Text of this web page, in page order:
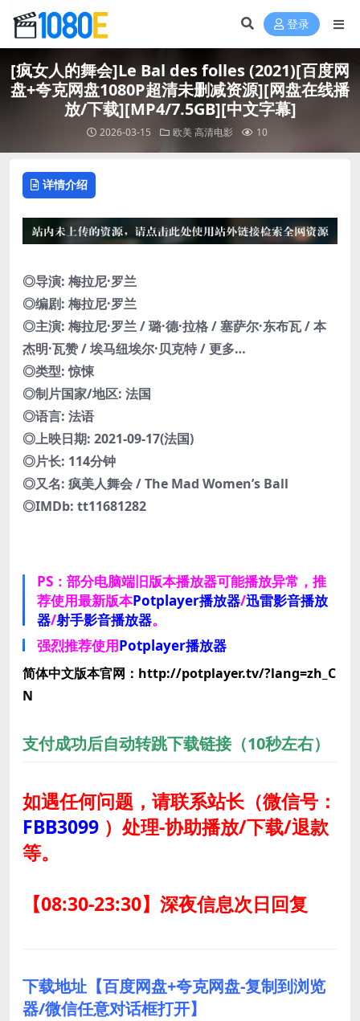
登录
[疯女人的舞会]Le Bal des folles (2021)[百度网
盘+夸克网盘1080P超清未删减资源][网盘在线播
放/下载][MP4/7.5GB][中文字幕]
2026-03-15 欧美 高清电影 10
详情介绍
◎导演: 梅拉尼·罗兰
◎编剧: 梅拉尼·罗兰
◎主演: 梅拉尼·罗兰 / 璐·德·拉格 / 塞萨尔·东布瓦 / 本
杰明·瓦赞 / 埃马纽埃尔·贝克特 / 更多…
◎类型: 惊悚
◎制片国家/地区: 法国
◎语言: 法语
◎上映日期: 2021-09-17(法国)
◎片长: 114分钟
◎又名: 疯美人舞会 / The Mad Women’s Ball
◎IMDb: tt11681282
PS：部分电脑端旧版本播放器可能播放异常，推
荐使用最新版本Potplayer播放器/迅雷影音播放
器/射手影音播放器。
强烈推荐使用Potplayer播放器
简体中文版本官网：http://potplayer.tv/?lang=zh_C
N
支付成功后自动转跳下载链接（10秒左右）
如遇任何问题，请联系站长（微信号：
FBB3099 ） 处理-协助播放/下载/退款
等。
【08:30-23:30】深夜信息次日回复
下载地址【百度网盘+夸克网盘-复制到浏览
器/微信任意对话框打开】